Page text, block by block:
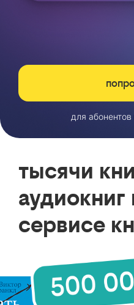
для
тысячи
аудиокниг
сервисе